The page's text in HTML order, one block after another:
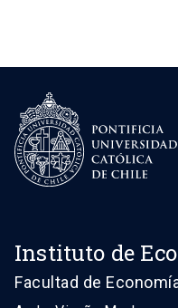
Instituto de
Facultad de